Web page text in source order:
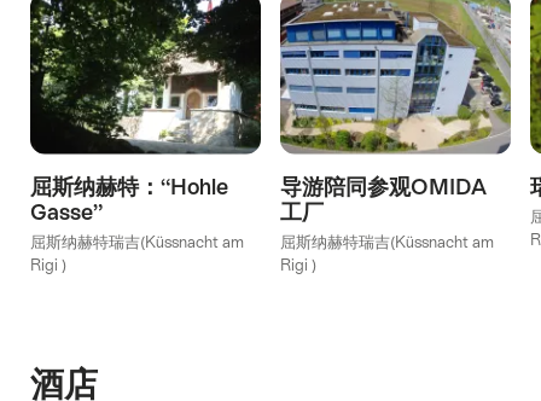
屈斯纳赫特：“Hohle
Gasse”
屈斯纳赫特瑞吉(Küssnacht am
Rigi )
导游陪同参观OMIDA
工厂
屈斯纳赫特瑞吉(Küssnacht am
Rigi )
酒店